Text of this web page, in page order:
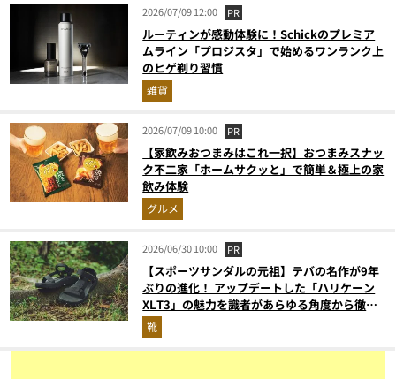
2026/07/09 12:00 PR
ルーティンが感動体験に！Schickのプレミア
ムライン「プロジスタ」で始めるワンランク上
のヒゲ剃り習慣
雑貨
2026/07/09 10:00 PR
【家飲みおつまみはこれ一択】おつまみスナッ
ク不二家「ホームサクッと」で簡単＆極上の家
飲み体験
グルメ
2026/06/30 10:00 PR
【スポーツサンダルの元祖】テバの名作が9年
ぶりの進化！ アップデートした「ハリケーン
XLT3」の魅力を識者があらゆる角度から徹底
解説！
靴